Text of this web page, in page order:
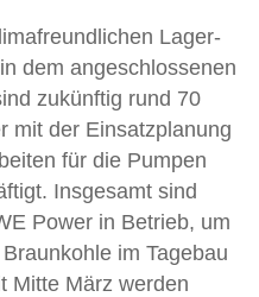
Lager-
dem angeschlossenen
zukünftig rund 70
mit der Einsatzplanung
für die Pumpen
Insgesamt sind
Power in Betrieb, um
im Tagebau
Mitte März werden